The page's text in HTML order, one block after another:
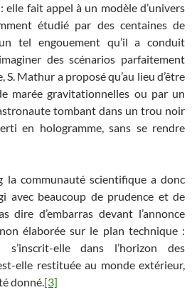
: elle fait appel à un modèle d’univers
étudié par des centaines de
tel engouement qu’il a conduit
des scénarios parfaitement
S. Mathur a proposé qu’au lieu d’être
marée gravitationnelles ou par un
tombant dans un trou noir
en hologramme, sans se rendre
la communauté scientifique a donc
avec beaucoup de prudence et de
dire d’embarras devant l’annonce
élaborée sur le plan technique :
s’inscrit-elle dans l’horizon des
elle restituée au monde extérieur,
donné.[3]